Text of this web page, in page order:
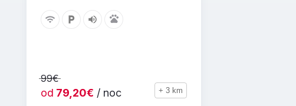
99€
od 79,20€ / noc + 3 km